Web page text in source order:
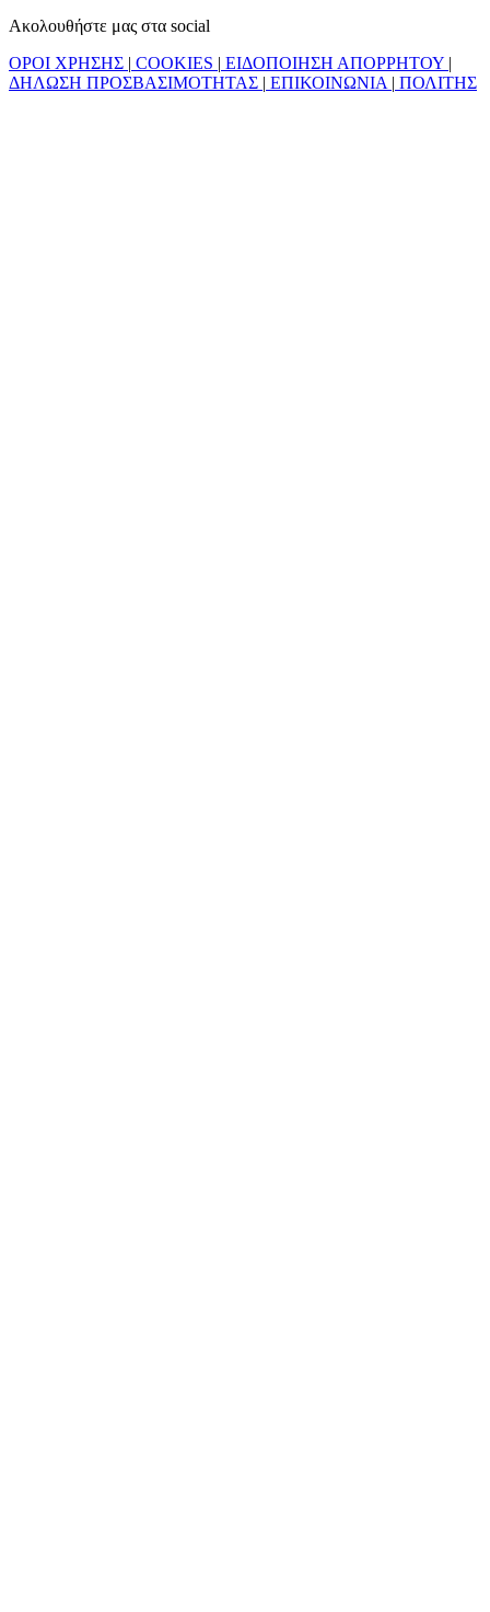
Ακολουθήστε μας στα social
ΟΡΟΙ ΧΡΗΣΗΣ | COOKIES | ΕΙΔΟΠΟΙΗΣΗ ΑΠΟΡΡΗΤΟΥ |
ΔΗΛΩΣΗ ΠΡΟΣΒΑΣΙΜΟΤΗΤΑΣ | ΕΠΙΚΟΙΝΩΝΙΑ | ΠΟΛΙΤΗΣ